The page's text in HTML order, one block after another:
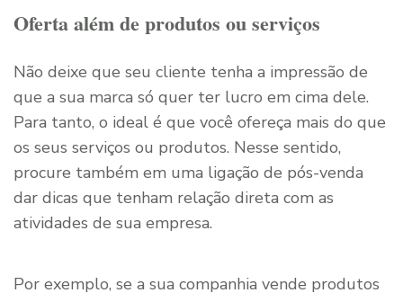
Oferta além de produtos ou serviços
Não deixe que seu cliente tenha a impressão de
que a sua marca só quer ter lucro em cima dele.
Para tanto, o ideal é que você ofereça mais do que
os seus serviços ou produtos. Nesse sentido,
procure também em uma ligação de pós-venda
dar dicas que tenham relação direta com as
atividades de sua empresa.
Por exemplo, se a sua companhia vende produtos